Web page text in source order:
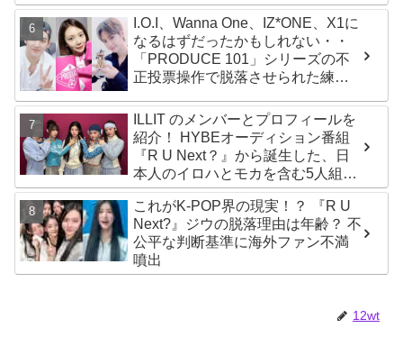
のように駆け出す姿がかわいい
I.O.I、Wanna One、IZ*ONE、X1に
なるはずだったかもしれない・・
「PRODUCE 101」シリーズの不
正投票操作で脱落させられた練習
ILLIT のメンバーとプロフィールを
紹介！ HYBEオーディション番組
『R U Next？』から誕生した、日
本人のイロハとモカを含む5人組ガ
ールズグループ！ デビュー曲
「Magnetic」がいきなりの大ヒッ
ト
これがK-POP界の現実！？ 『R U
Next?』ジウの脱落理由は年齢？ 不
公平な判断基準に海外ファン不満
噴出
12wt